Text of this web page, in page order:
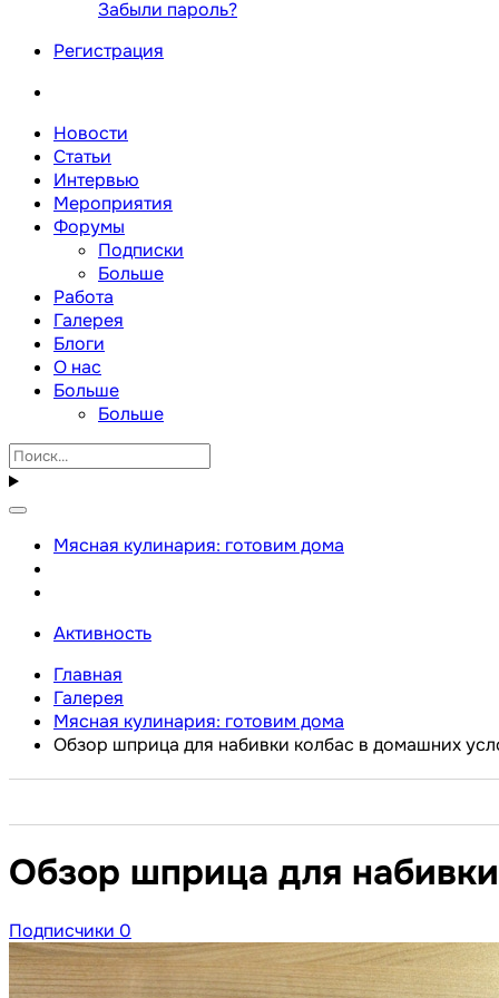
Забыли пароль?
Регистрация
Новости
Статьи
Интервью
Мероприятия
Форумы
Подписки
Больше
Работа
Галерея
Блоги
О нас
Больше
Больше
Мясная кулинария: готовим дома
Активность
Главная
Галерея
Мясная кулинария: готовим дома
Обзор шприца для набивки колбас в домашних
Обзор шприца для
Подписчики 0